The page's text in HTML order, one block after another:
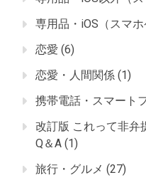
専用品・iOS（スマホ
恋愛 (6)
恋愛・人間関係 (1)
携帯電話・スマート
改訂版 これって非弁
Q＆A (1)
旅行・グルメ (27)